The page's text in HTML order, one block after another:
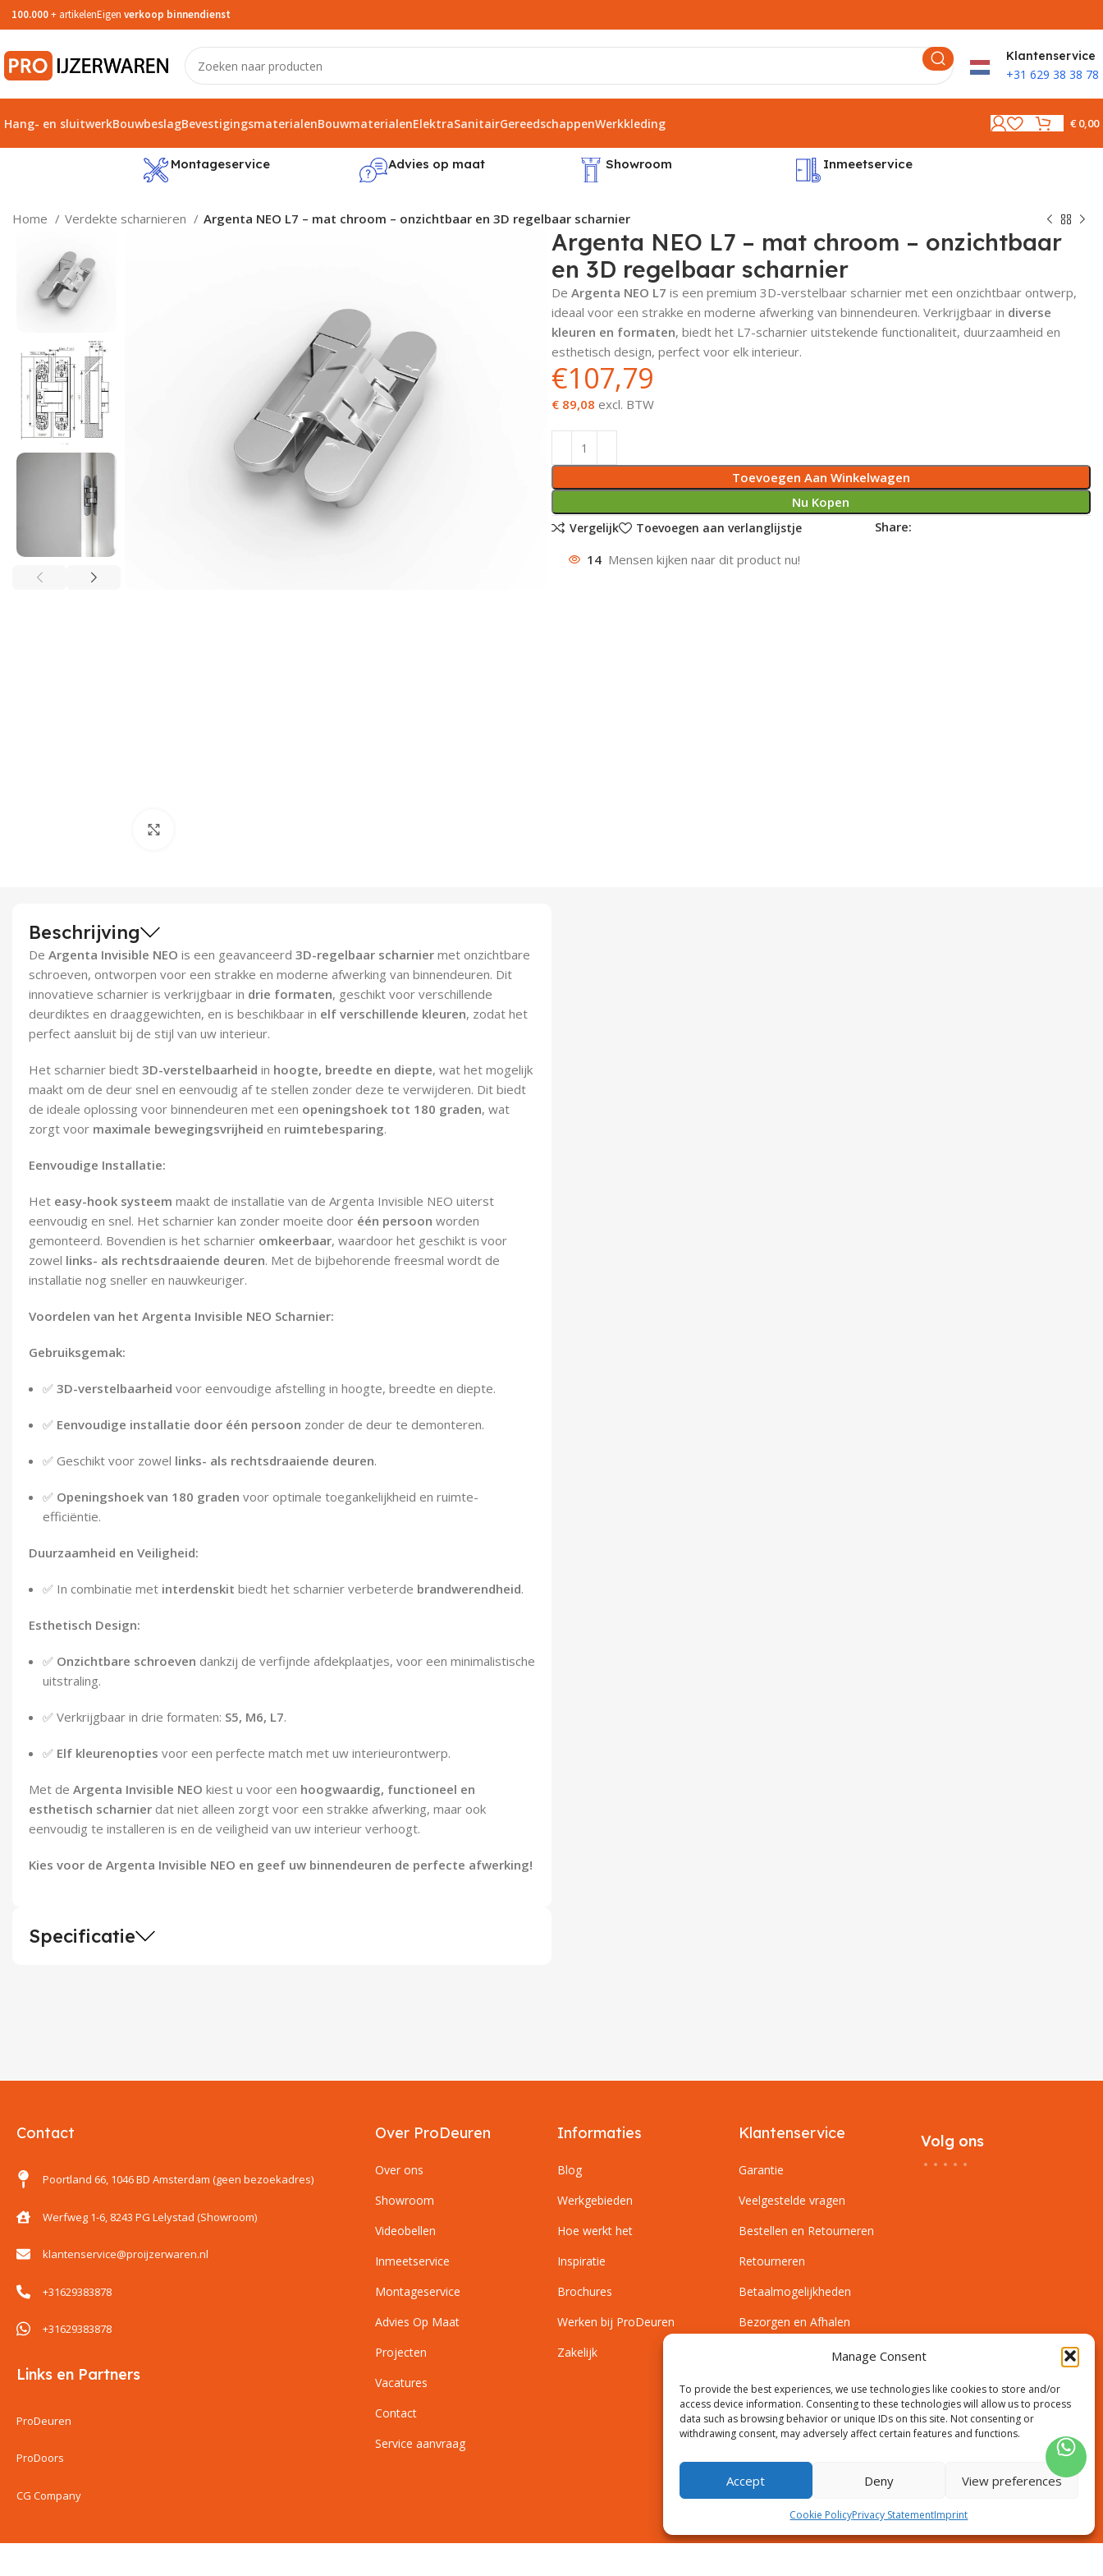
Manage Consent
To provide the best experiences, we use technologies like cookies to store and/or
access device information. Consenting to these technologies will allow us to process
data such as browsing behavior or unique IDs on this site. Not consenting or
withdrawing consent, may adversely affect certain features and functions.
Accept Deny View preferences
Cookie PolicyPrivacy StatementImprint
100.000+ artikelenEigen verkoop binnendienst
Klantenservice
+31 629 38 38 78
Hang- en sluitwerkBouwbeslagBevestigingsmaterialenBouwmaterialenElektraSanitairGereedschappenWerkkleding €0,00
Montageservice Advies op maat Showroom Inmeetservice
Home Verdekte scharnieren Argenta NEO L7 – mat chroom – onzichtbaar en 3D regelbaar scharnier
Argenta NEO L7 – mat chroom – onzichtbaar
en 3D regelbaar scharnier
De Argenta NEO L7 is een premium 3D-verstelbaar scharnier met een onzichtbaar ontwerp,
ideaal voor een strakke en moderne afwerking van binnendeuren. Verkrijgbaar in diverse
kleuren en formaten, biedt het L7-scharnier uitstekende functionaliteit, duurzaamheid en
esthetisch design, perfect voor elk interieur.
€107,79
€ 89,08 excl. BTW
Toevoegen Aan Winkelwagen
Nu Kopen
Vergelijk Toevoegen aan verlanglijstje Share:
14 Mensen kijken naar dit product nu!
Beschrijving
De Argenta Invisible NEO is een geavanceerd 3D-regelbaar scharnier met onzichtbare
schroeven, ontworpen voor een strakke en moderne afwerking van binnendeuren. Dit
innovatieve scharnier is verkrijgbaar in drie formaten, geschikt voor verschillende
deurdiktes en draaggewichten, en is beschikbaar in elf verschillende kleuren, zodat het
perfect aansluit bij de stijl van uw interieur.
Het scharnier biedt 3D-verstelbaarheid in hoogte, breedte en diepte, wat het mogelijk
maakt om de deur snel en eenvoudig af te stellen zonder deze te verwijderen. Dit biedt
de ideale oplossing voor binnendeuren met een openingshoek tot 180 graden, wat
zorgt voor maximale bewegingsvrijheid en ruimtebesparing.
Eenvoudige Installatie:
Het easy-hook systeem maakt de installatie van de Argenta Invisible NEO uiterst
eenvoudig en snel. Het scharnier kan zonder moeite door één persoon worden
gemonteerd. Bovendien is het scharnier omkeerbaar, waardoor het geschikt is voor
zowel links- als rechtsdraaiende deuren. Met de bijbehorende freesmal wordt de
installatie nog sneller en nauwkeuriger.
Voordelen van het Argenta Invisible NEO Scharnier:
Gebruiksgemak:
✅ 3D-verstelbaarheid voor eenvoudige afstelling in hoogte, breedte en diepte.
✅ Eenvoudige installatie door één persoon zonder de deur te demonteren.
✅ Geschikt voor zowel links- als rechtsdraaiende deuren.
✅ Openingshoek van 180 graden voor optimale toegankelijkheid en ruimte-
efficiëntie.
Duurzaamheid en Veiligheid:
✅ In combinatie met interdenskit biedt het scharnier verbeterde brandwerendheid.
Esthetisch Design:
✅ Onzichtbare schroeven dankzij de verfijnde afdekplaatjes, voor een minimalistische
uitstraling.
✅ Verkrijgbaar in drie formaten: S5, M6, L7.
✅ Elf kleurenopties voor een perfecte match met uw interieurontwerp.
Met de Argenta Invisible NEO kiest u voor een hoogwaardig, functioneel en
esthetisch scharnier dat niet alleen zorgt voor een strakke afwerking, maar ook
eenvoudig te installeren is en de veiligheid van uw interieur verhoogt.
Kies voor de Argenta Invisible NEO en geef uw binnendeuren de perfecte afwerking!
Specificatie
Contact
Poortland 66, 1046 BD Amsterdam (geen bezoekadres)
Werfweg 1-6, 8243 PG Lelystad (Showroom)
klantenservice@proijzerwaren.nl
+31629383878
+31629383878
Links en Partners
ProDeuren
ProDoors
CG Company
Over ProDeuren
Over ons
Showroom
Videobellen
Inmeetservice
Montageservice
Advies Op Maat
Projecten
Vacatures
Contact
Service aanvraag
Informaties
Blog
Werkgebieden
Hoe werkt het
Inspiratie
Brochures
Werken bij ProDeuren
Zakelijk
Klantenservice
Garantie
Veelgestelde vragen
Bestellen en Retourneren
Retourneren
Betaalmogelijkheden
Bezorgen en Afhalen
Leveringsvoorwaarden
Montagevoorwaarden
Inmeetservice Voorwaarden
Volg ons